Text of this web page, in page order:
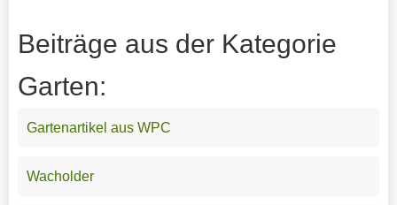
Beiträge aus der Kategorie
Garten:
Gartenartikel aus WPC
Wacholder